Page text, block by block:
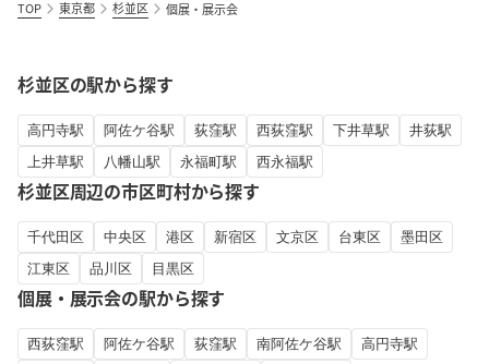
TOP 東京都 杉並区 個展・展示会
杉並区の駅から探す
高円寺駅 阿佐ケ谷駅 荻窪駅 西荻窪駅 下井草駅
井荻駅
上井草駅
八幡山駅 永福町駅 西永福駅
杉並区周辺の市区町村から探す
千代田区 中央区 港区 新宿区 文京区 台東区
墨田区
江東区
品川区 目黒区
個展・展示会の駅から探す
西荻窪駅 阿佐ケ谷駅 荻窪駅 南阿佐ケ谷駅
高円寺駅